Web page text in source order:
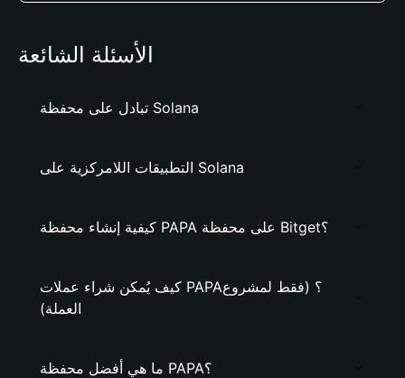
الأسئلة الشائعة
تبادل على محفظة Solana
التطبيقات اللامركزية على Solana
كيفية إنشاء محفظة PAPA على محفظة Bitget؟
كيف يُمكن شراء عملات PAPA؟ (فقط لمشروع
العملة)
ما هي أفضل محفظة PAPA؟